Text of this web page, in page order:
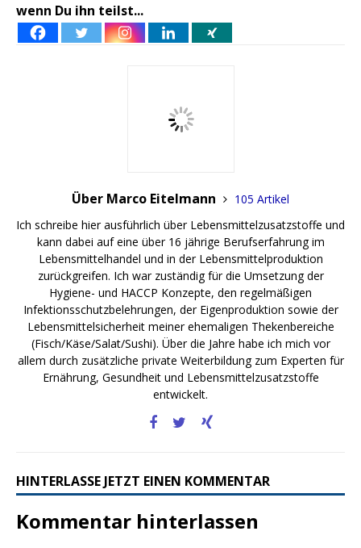
wenn Du ihn teilst...
Über Marco Eitelmann
105 Artikel
Ich schreibe hier ausführlich über Lebensmittelzusatzstoffe und
kann dabei auf eine über 16 jährige Berufserfahrung im
Lebensmittelhandel und in der Lebensmittelproduktion
zurückgreifen. Ich war zuständig für die Umsetzung der
Hygiene- und HACCP Konzepte, den regelmäßigen
Infektionsschutzbelehrungen, der Eigenproduktion sowie der
Lebensmittelsicherheit meiner ehemaligen Thekenbereiche
(Fisch/Käse/Salat/Sushi). Über die Jahre habe ich mich vor
allem durch zusätzliche private Weiterbildung zum Experten für
Ernährung, Gesundheit und Lebensmittelzusatzstoffe
entwickelt.
HINTERLASSE JETZT EINEN KOMMENTAR
Kommentar hinterlassen